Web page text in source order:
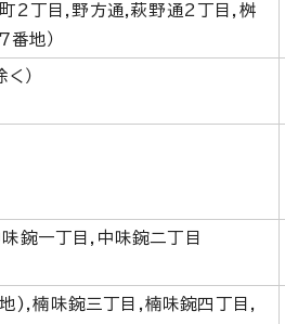
2丁目,野方通,萩野通2丁目,桝
地）
）
鋺一丁目,中味鋺二丁目
楠味鋺三丁目,楠味鋺四丁目,